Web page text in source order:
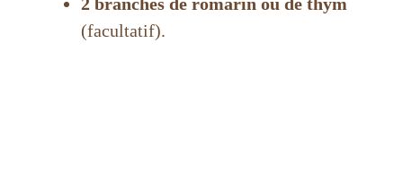
(facultatif).